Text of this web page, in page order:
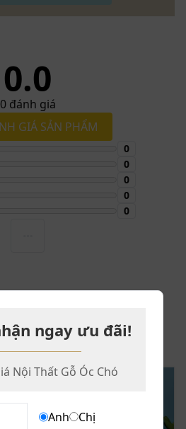
ZBA 612 đạt đến độ chuẩn xác ở từng
0.0
0đánh giá
GIÁ SẢN PHẨM
0
0
0
0
0
ngay ưu đãi!
Nội Thất Gỗ Óc Chó
Anh Chị